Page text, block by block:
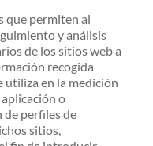
que permiten al
y análisis
de los sitios web a
recogida
utiliza en la medición
o
de perfiles de
sitios,